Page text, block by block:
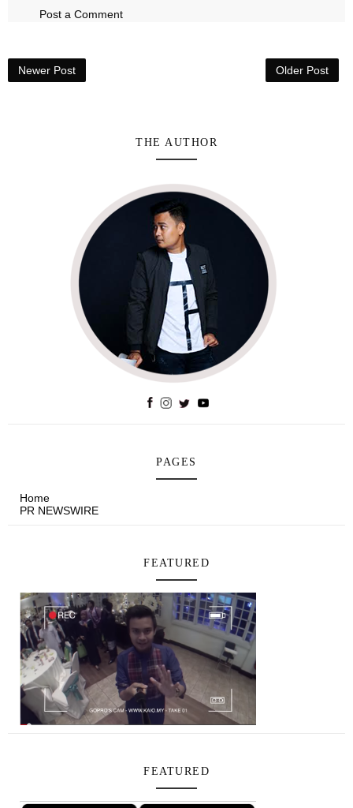
Post a Comment
Newer Post Older Post
THE AUTHOR
PAGES
Home
PR NEWSWIRE
FEATURED
FEATURED